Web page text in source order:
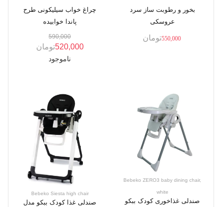
بخور و رطوبت ساز سرد
عروسکی
550,000 تومان
چراغ خواب سیلیکونی طرح
پاندا خوابیده
590,000
520,000تومان
ناموجود
Bebeko ZERO3 baby dining chair,
white
صندلی غذاخوری کودک ببکو
Bebeko Siesta high chair
صندلی غذا کودک ببکو مدل